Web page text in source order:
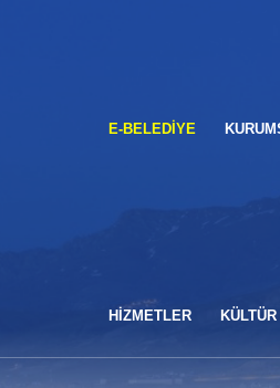
E-BELEDIYE
HİZMETLER